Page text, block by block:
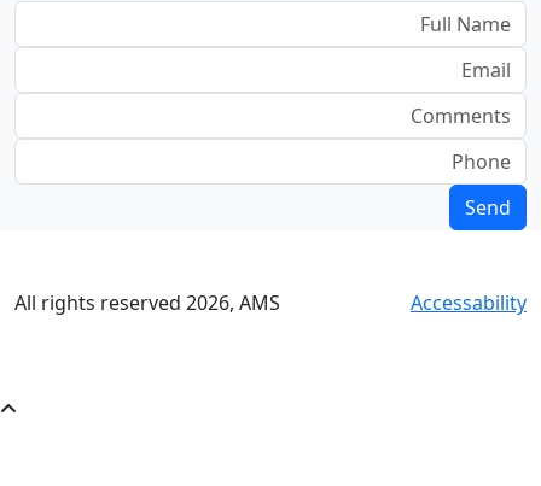
All rights reserved 2026, AMS Accessability